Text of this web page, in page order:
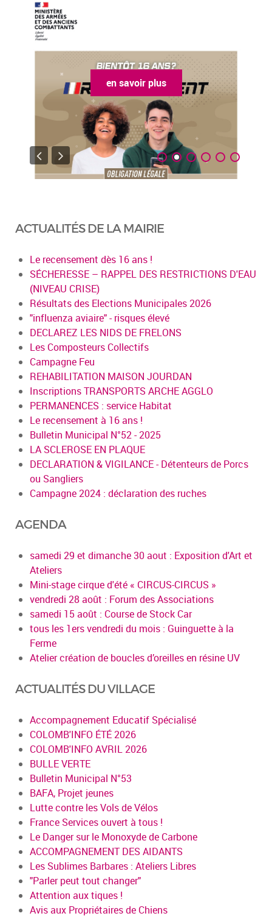
en savoir plus
ACTUALITÉS DE LA MAIRIE
Le recensement dès 16 ans !
SÉCHERESSE – RAPPEL DES RESTRICTIONS D'EAU
(NIVEAU CRISE)
Résultats des Elections Municipales 2026
"influenza aviaire" - risques élevé
DECLAREZ LES NIDS DE FRELONS
Les Composteurs Collectifs
Campagne Feu
REHABILITATION MAISON JOURDAN
Inscriptions TRANSPORTS ARCHE AGGLO
PERMANENCES : service Habitat
Le recensement à 16 ans !
Bulletin Municipal N°52 - 2025
LA SCLEROSE EN PLAQUE
DECLARATION & VIGILANCE - Détenteurs de Porcs
ou Sangliers
Campagne 2024 : déclaration des ruches
AGENDA
samedi 29 et dimanche 30 aout : Exposition d'Art et
Ateliers
Mini-stage cirque d'été « CIRCUS-CIRCUS »
vendredi 28 août : Forum des Associations
samedi 15 août : Course de Stock Car
tous les 1ers vendredi du mois : Guinguette à la
Ferme
Atelier création de boucles d’oreilles en résine UV
ACTUALITÉS DU VILLAGE
Accompagnement Educatif Spécialisé
COLOMB'INFO ÉTÉ 2026
COLOMB'INFO AVRIL 2026
BULLE VERTE
Bulletin Municipal N°53
BAFA, Projet jeunes
Lutte contre les Vols de Vélos
France Services ouvert à tous !
Le Danger sur le Monoxyde de Carbone
ACCOMPAGNEMENT DES AIDANTS
Les Sublimes Barbares : Ateliers Libres
"Parler peut tout changer"
Attention aux tiques !
Avis aux Propriétaires de Chiens